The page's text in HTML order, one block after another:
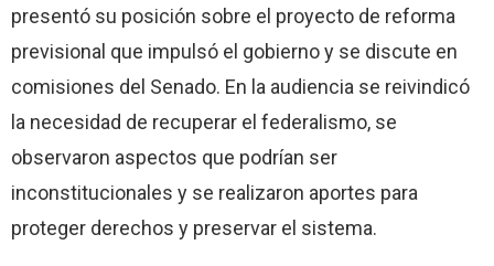
presentó su posición sobre el proyecto de reforma
previsional que impulsó el gobierno y se discute en
comisiones del Senado. En la audiencia se reivindicó
la necesidad de recuperar el federalismo, se
observaron aspectos que podrían ser
inconstitucionales y se realizaron aportes para
proteger derechos y preservar el sistema.